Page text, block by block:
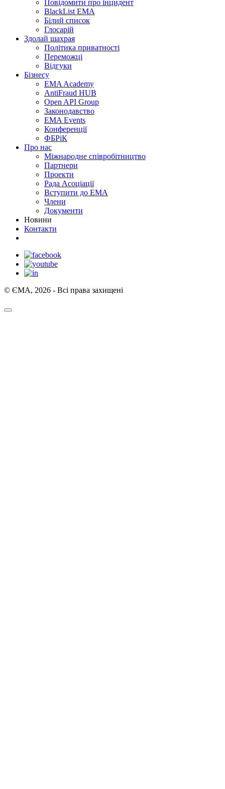
Повідомити про інцидент
BlackList EMA
Білий список
Глосарій
Здолай шахрая
Політика приватності
Переможцi
Відгуки
Бізнесу
EMA Academy
AntiFraud HUB
Open API Group
Законодавство
EMA Events
Конференції
ФБРіК
Про нас
Міжнародне співробітництво
Партнери
Проекти
Рада Асоціації
Вступити до ЕМА
Члени
Документи
Новини
Контакти
© ЄМА, 2026 - Всі права захищені